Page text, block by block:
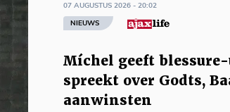
07 AUGUSTUS 2026 - 20:02
NIEUWS
Míchel geeft
spreekt over Godts,
aanwinsten